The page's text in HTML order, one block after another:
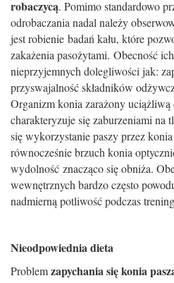
robaczycą. Pomimo standardowo
odrobaczania nadal należy
jest robienie badań kału, które
zakażenia pasożytami. Obecność ich
nieprzyjemnych dolegliwości jak:
przyswajalnośćskładników odż
Organizm konia zarażony uciążliwą
charakteryzuje sięzaburzeniami na
sięwykorzystanie paszy przez
równocześnie brzuch konia
wydolność znacząco sięobniża.
wewnętrznych bardzo często
nadmierną potliwośćpodczas
Nieodpowiednia dieta
Problemzapychania siękonia pasz